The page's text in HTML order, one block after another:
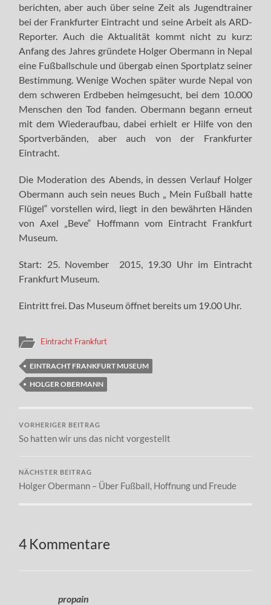
berichten, aber auch über seine Zeit als Jugendtrainer
bei der Frankfurter Eintracht und seine Arbeit als ARD-
Reporter. Auch die Aktualität kommt nicht zu kurz:
Anfang des Jahres gründete Holger Obermann in Nepal
eine Fußballschule und übergab einen Sportplatz seiner
Bestimmung. Wenige Wochen später wurde Nepal von
dem schweren Erdbeben heimgesucht, bei dem 10.000
Menschen den Tod fanden. Obermann begann erneut
mit dem Wiederaufbau, dabei erhielt er Hilfe von den
Sportverbänden, aber auch von der Frankfurter
Eintracht.
Die Moderation des Abends, in dessen Verlauf Holger
Obermann auch sein neues Buch „ Mein Fußball hatte
Flügel“ vorstellen wird, liegt in den bewährten Händen
von Axel „Beve“ Hoffmann vom Eintracht Frankfurt
Museum.
Start: 25. November 2015, 19.30 Uhr im Eintracht
Frankfurt Museum.
Eintritt frei. Das Museum öffnet bereits um 19.00 Uhr.
Eintracht Frankfurt
EINTRACHT FRANKFURT MUSEUM
HOLGER OBERMANN
VORHERIGER BEITRAG
So hatten wir uns das nicht vorgestellt
NÄCHSTER BEITRAG
Holger Obermann – Über Fußball, Hoffnung und Freude
4 Kommentare
propain